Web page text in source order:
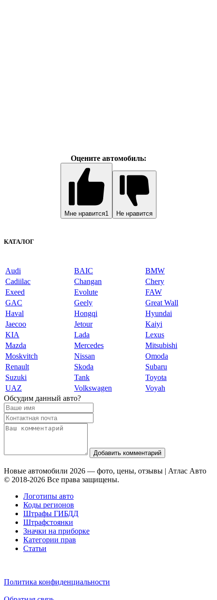
Оцените автомобиль:
Мне нравится1 Не нравится
КАТАЛОГ
Audi BAIC
BMW
Cadiilac
Changan
Chery
Exeed
Evolute
FAW
GAC
Geely
Great Wall
Haval
Hongqi
Hyundai
Jaecoo
Jetour
Kaiyi
KIA
Lada
Lexus
Mazda
Mercedes
Mitsubishi
Moskvitch
Nissan
Omoda
Renault
Skoda
Subaru
Suzuki
Tank
Toyota
UAZ
Volkswagen
Voyah
Обсудим данный авто?
Добавить комментарий
Новые автомобили 2026 — фото, цены, отзывы | Атлас Авто
© 2018-2026 Все права защищены.
Логотипы авто
Коды регионов
Штрафы ГИБДД
Штрафстоянки
Значки на приборке
Категории прав
Статьи
Политика конфиденциальности